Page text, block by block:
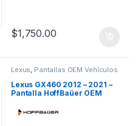
$1,750.00
Lexus Pantallas OEM Vehículos
de Alta Gama
Lexus GX460 2012 – 2021 –
Pantalla HoffBaüer OEM
Android Auto Hoffmann &
Baüer